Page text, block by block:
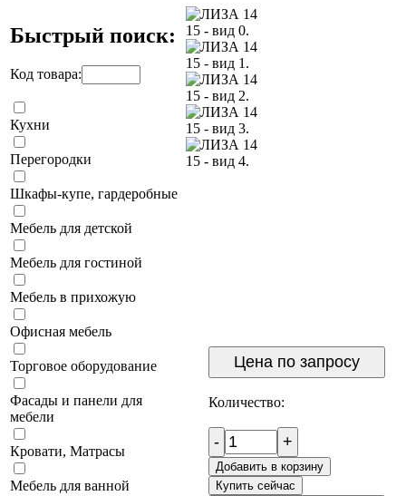
Быстрый поиск:
Код товара:
Кухни
Перегородки
Шкафы-купе, гардеробные
Мебель для детской
Мебель для гостиной
Мебель в прихожую
Офисная мебель
Торговое оборудование
Фасады и панели для
мебели
Кровати, Матрасы
Мебель для ванной
Цена по запросу
Количество:
- +
Добавить в корзину
Купить сейчас